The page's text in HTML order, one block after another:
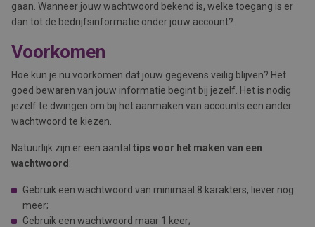
gaan. Wanneer jouw wachtwoord bekend is, welke toegang is er
dan tot de bedrijfsinformatie onder jouw account?
Voorkomen
Hoe kun je nu voorkomen dat jouw gegevens veilig blijven? Het
goed bewaren van jouw informatie begint bij jezelf. Het is nodig
jezelf te dwingen om bij het aanmaken van accounts een ander
wachtwoord te kiezen.
Natuurlijk zijn er een aantal tips voor het maken van een
wachtwoord :
Gebruik een wachtwoord van minimaal 8 karakters, liever nog
meer;
Gebruik een wachtwoord maar 1 keer;